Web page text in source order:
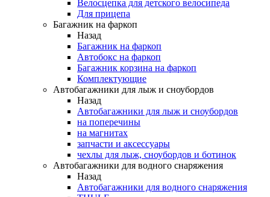
Велосцепка для детского велосипеда
Для прицепа
Багажник на фаркоп
Назад
Багажник на фаркоп
Автобокс на фаркоп
Багажник корзина на фаркоп
Комплектующие
Автобагажники для лыж и сноубордов
Назад
Автобагажники для лыж и сноубордов
на поперечины
на магнитах
запчасти и аксессуары
чехлы для лыж, сноубордов и ботинок
Автобагажники для водного снаряжения
Назад
Автобагажники для водного снаряжения